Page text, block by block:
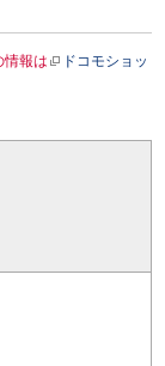
情報は
ドコモショッ